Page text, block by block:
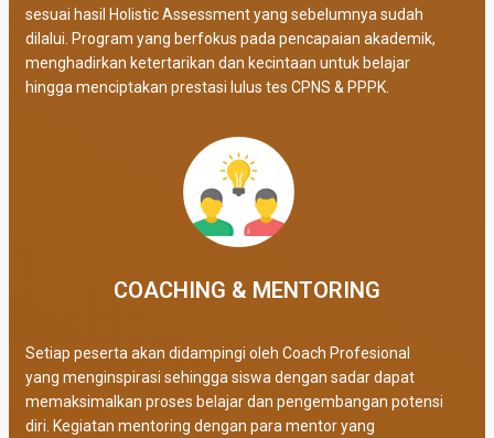
sesuai hasil Holistic Assessment yang sebelumnya sudah
dilalui. Program yang berfokus pada pencapaian akademik,
menghadirkan ketertarikan dan kecintaan untuk belajar
hingga menciptakan prestasi lulus tes CPNS & PPPK.
COACHING & MENTORING
Setiap peserta akan didampingi oleh Coach Profesional
yang menginspirasi sehingga siswa dengan sadar dapat
memaksimalkan proses belajar dan pengembangan potensi
diri. Kegiatan mentoring dengan para mentor yang